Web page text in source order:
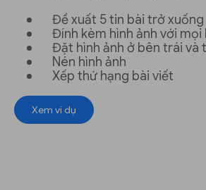
Đề xuất 5 tin bài trở xuống
Đính kèm hình ảnh với mọi
Đặt hình ảnh ở bên trái và
Nén hình ảnh
Xếp thứ hạng bài viết
Xem ví dụ